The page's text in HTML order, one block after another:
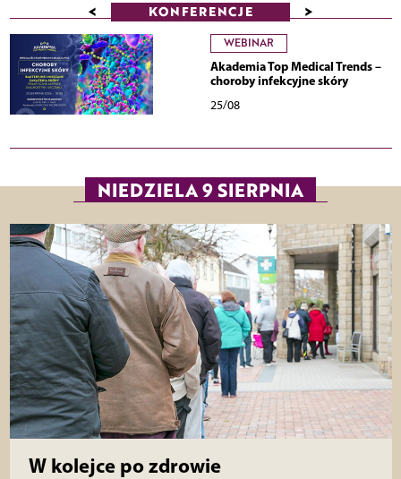
< KONFERENCJE >
WEBINAR
Akademia Top Medical Trends –
choroby infekcyjne skóry
25/08
NIEDZIELA 9 SIERPNIA
W kolejce po zdrowie